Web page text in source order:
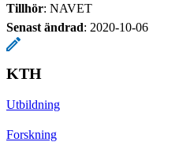
Tillhör: NAVET
Senast ändrad: 2020-10-06
KTH
Utbildning
Forskning